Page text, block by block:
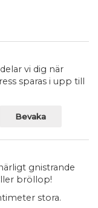
vi dig när
sparas i upp till
Bevaka
gnistrande
bröllop!
stora.